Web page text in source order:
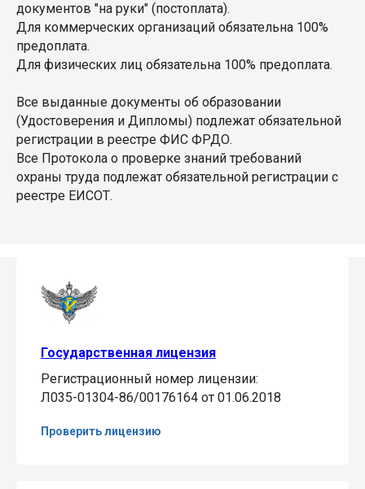
документов "на руки" (постоплата).
Для коммерческих организаций обязательна 100%
предоплата.
Для физических лиц обязательна 100% предоплата.
Все выданные документы об образовании
(Удостоверения и Дипломы) подлежат обязательной
регистрации в реестре ФИС ФРДО.
Все Протокола о проверке знаний требований
охраны труда подлежат обязательной регистрации с
реестре ЕИСОТ.
Государственная лицензия
Регистрационный номер лицензии:
Л035-01304-86/00176164 от 01.06.2018
Проверить лицензию